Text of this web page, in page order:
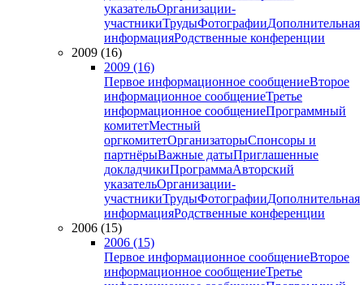
указательОрганизации-
участникиТрудыФотографииДополнительная
информацияРодственные конференции
2009 (16)
2009 (16)
Первое информационное сообщениеВторое
информационное сообщениеТретье
информационное сообщениеПрограммный
комитетМестный
оргкомитетОрганизаторыСпонсоры и
партнёрыВажные датыПриглашенные
докладчикиПрограммаАвторский
указательОрганизации-
участникиТрудыФотографииДополнительная
информацияРодственные конференции
2006 (15)
2006 (15)
Первое информационное сообщениеВторое
информационное сообщениеТретье